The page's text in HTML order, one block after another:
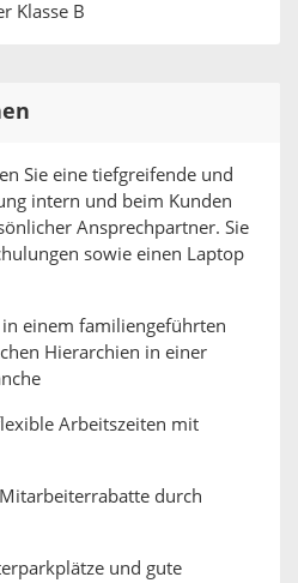
Klasse B
Sie eine tiefgreifende und
intern und beim Kunden
Ansprechpartner. Sie
sowie einen Laptop
einem familiengeführten
Hierarchien in einer
Arbeitszeiten mit
durch
und gute